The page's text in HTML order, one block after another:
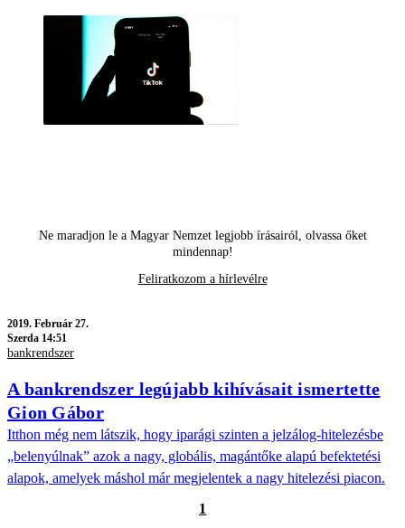
Ne maradjon le a Magyar Nemzet legjobb írásairól, olvassa őket
mindennap!
Feliratkozom a hírlevélre
2019. Február 27.
Szerda 14:51
bankrendszer
A bankrendszer legújabb kihívásait ismertette
Gion Gábor
Itthon még nem látszik, hogy iparági szinten a jelzálog-hitelezésbe
„belenyúlnak” azok a nagy, globális, magántőke alapú befektetési
alapok, amelyek máshol már megjelentek a nagy hitelezési piacon.
1